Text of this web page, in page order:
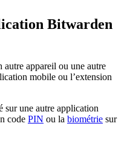
Bitwarden
autre appareil ou une autre
mobile ou l’extension
sur une autre application
code PIN ou la biométrie sur